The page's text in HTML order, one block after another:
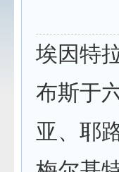
埃因特
布斯于
亚、耶